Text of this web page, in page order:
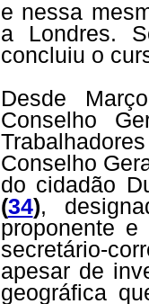
e nessa
a Londres.
concluiu o
Desde
Conselho
Conselho
do cidadão
(34),
proponente
secretário-
apesar de
geográfica